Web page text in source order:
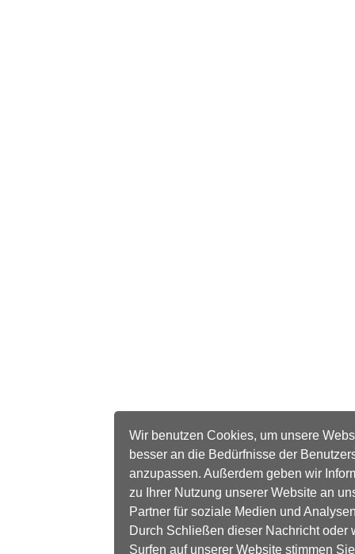
Wir benutzen Cookies, um unsere
besser an die Bedürfnisse der
anzupassen. Außerdem geben wir
zu Ihrer Nutzung unserer Website an
Partner für soziale Medien und
Durch Schließen dieser Nachricht oder
Surfen auf unserer Website stimmen